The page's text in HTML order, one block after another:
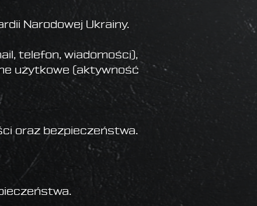
Narodowej Ukrainy.
telefon, wiadomości),
użytkowe (aktywność
oraz bezpieczeństwa.